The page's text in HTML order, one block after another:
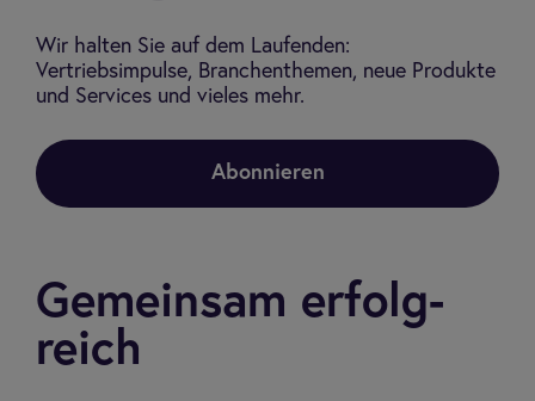
Wir halten Sie auf dem Laufenden:
Vertriebsimpulse, Branchenthemen, neue Produkte
und Services und vieles mehr.
Abonnieren
Gemein­sam erfolg­
reich